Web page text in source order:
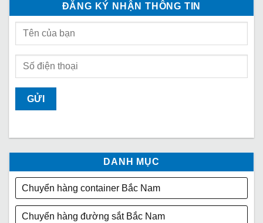
ĐĂNG KÝ NHẬN THÔNG TIN
DANH MỤC
Chuyển hàng container Bắc Nam
Chuyển hàng đường sắt Bắc Nam